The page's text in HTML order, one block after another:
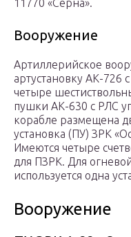
11770 «Серна».
Вооружение
Артиллерийское
артустановку АК-726
четыре
пушки АК-630 с РЛС
корабле размещена
установка (ПУ) ЗРК
Имеются четыре
для ПЗРК. Для
используется одна
Вооружение